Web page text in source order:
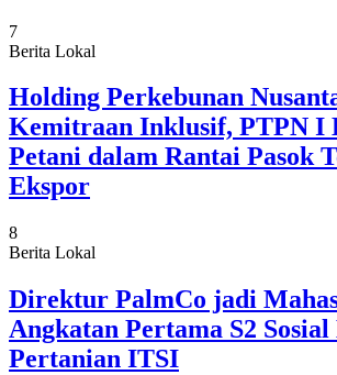
7
Berita Lokal
Holding Perkebunan
Kemitraan Inklusif, PTPN I
Petani dalam Rantai Pasok
Ekspor
8
Berita Lokal
Direktur PalmCo jadi
Angkatan Pertama S2
Pertanian ITSI